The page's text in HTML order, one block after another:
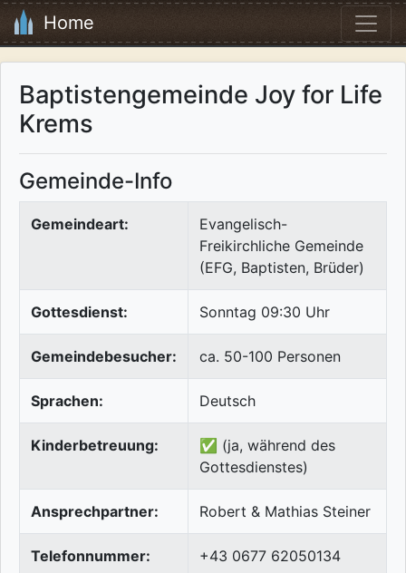
Home
Baptistengemeinde Joy for Life
Krems
Gemeinde-Info
Gemeindeart:
Evangelisch-
Freikirchliche Gemeinde
(EFG, Baptisten, Brüder)
Gottesdienst: Sonntag 09:30 Uhr
Gemeindebesucher: ca. 50-100 Personen
Sprachen: Deutsch
Kinderbetreuung:
✅ (ja, während des
Gottesdienstes)
Ansprechpartner: Robert & Mathias Steiner
Telefonnummer: +43 0677 62050134